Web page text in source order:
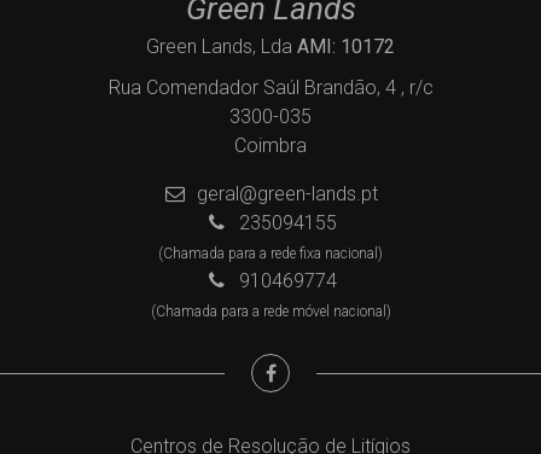
Green Lands
Green Lands, Lda AMI: 10172
Rua Comendador Saúl Brandão, 4 , r/c
3300-035
Coimbra
geral@green-lands.pt
235094155
(Chamada para a rede fixa nacional)
910469774
(Chamada para a rede móvel nacional)
Centros de Resolução de Litígios